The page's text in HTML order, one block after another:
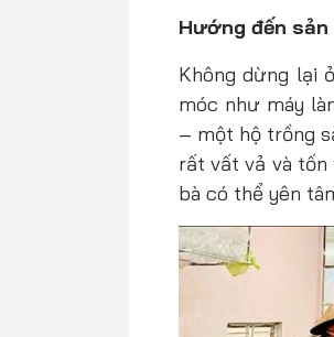
Hướng đến sản
Không dừng lại
móc như máy
– một hộ trồng
rất vất vả và
bà có thể yên